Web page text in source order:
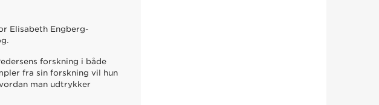
Elisabeth Engberg-
forskning i både
fra sin forskning vil hun
man udtrykker